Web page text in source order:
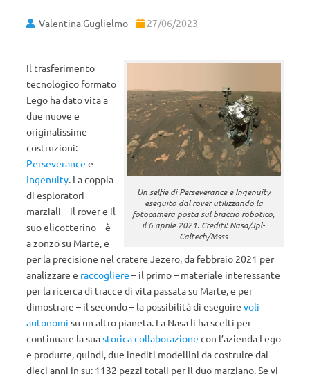
Valentina Guglielmo 27/06/2023
Un selfie di Perseverance e Ingenuity
eseguito dal rover utilizzando la
fotocamera posta sul braccio robotico,
il 6 aprile 2021. Crediti: Nasa/Jpl-
Caltech/Msss
Il trasferimento
tecnologico formato
Lego ha dato vita a
due nuove e
originalissime
costruzioni:
Perseverance e
Ingenuity. La coppia
di esploratori
marziali – il rover e il
suo elicotterino – è
a zonzo su Marte, e
per la precisione nel cratere Jezero, da febbraio 2021 per
analizzare e raccogliere – il primo – materiale interessante
per la ricerca di tracce di vita passata su Marte, e per
dimostrare – il secondo – la possibilità di eseguire voli
autonomi su un altro pianeta. La Nasa li ha scelti per
continuare la suastorica collaborazione con l’azienda Lego
e produrre, quindi, due inediti modellini da costruire dai
dieci anni in su: 1132 pezzi totali per il duo marziano. Se vi